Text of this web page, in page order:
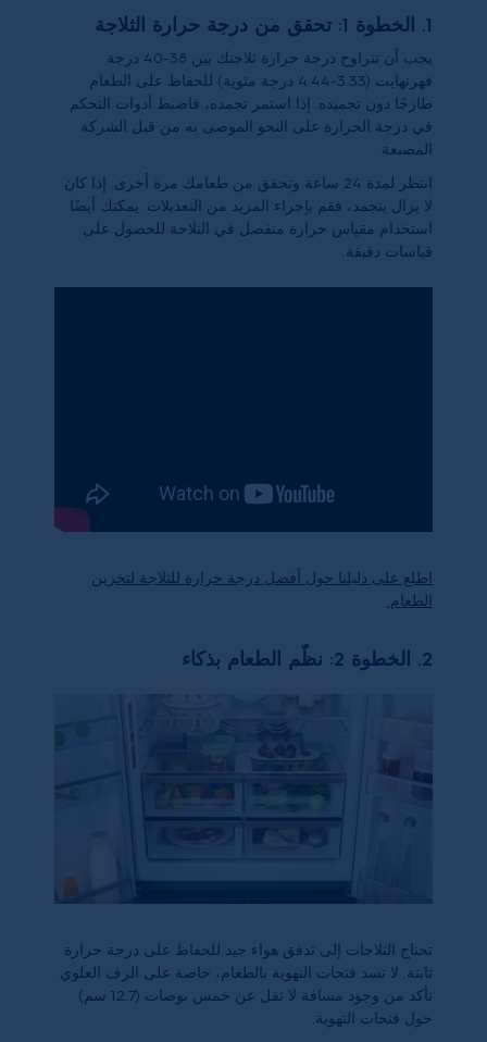
1. الخطوة 1: تحقق من درجة حرارة الثلاجة
يجب أن تتراوح درجة حرارة ثلاجتك بين 38-40 درجة
فهرنهايت (3.33-4.44 درجة مئوية) للحفاظ على الطعام
طازجًا دون تجميده. إذا استمر تجمده، فاضبط أدوات التحكم
في درجة الحرارة على النحو الموصى به من قبل الشركة
المصنعة.
انتظر لمدة 24 ساعة وتحقق من طعامك مرة أخرى. إذا كان
لا يزال يتجمد، فقم بإجراء المزيد من التعديلات. يمكنك أيضًا
استخدام مقياس حرارة منفصل في الثلاجة للحصول على
قياسات دقيقة.
اطلع على دليلنا حول أفضل درجة حرارة للثلاجة لتخزين
الطعام.
2. الخطوة 2: نظّم الطعام بذكاء
تحتاج الثلاجات إلى تدفق هواء جيد للحفاظ على درجة حرارة
ثابتة. لا تسد فتحات التهوية بالطعام، خاصة على الرف العلوي.
تأكد من وجود مسافة لا تقل عن خمس بوصات (12.7 سم)
حول فتحات التهوية.